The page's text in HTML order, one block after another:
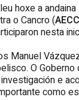
hoxe a
o Cancro (AECC
nesta
Manuel
O
e
como